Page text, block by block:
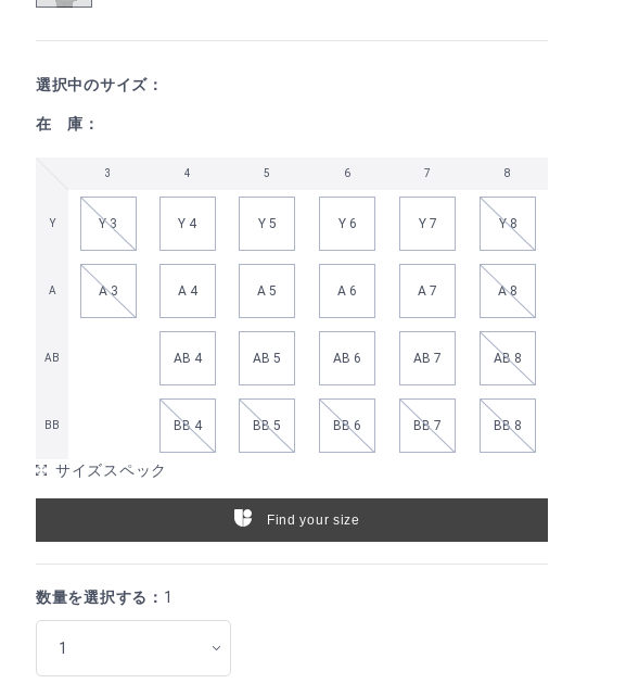
選択中のサイズ：
在 庫：
3 4 5 6 7 8
Y Y 3 Y 4 Y 5 Y 6 Y 7 Y 8
A A 3 A 4 A 5 A 6 A 7 A 8
AB AB 4 AB 5 AB 6 AB 7 AB 8
BB BB 4 BB 5 BB 6 BB 7 BB 8
サイズスペック
Find your size
数量を選択する： 1